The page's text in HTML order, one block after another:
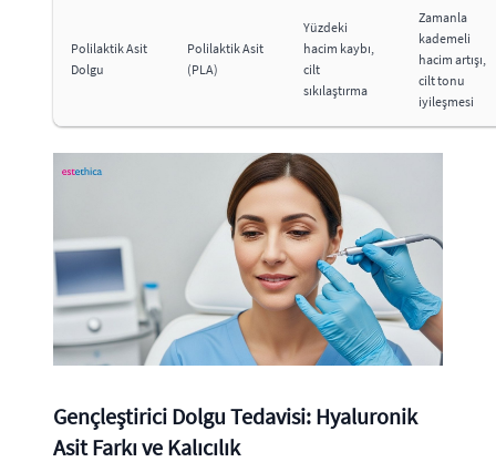
Polilaktik Asit
Dolgu
Polilaktik Asit
(PLA)
Yüzdeki
hacim kaybı,
cilt
sıkılaştırma
Zamanla
kademeli
hacim artışı,
cilt tonu
iyileşmesi
Gençleştirici Dolgu Tedavisi: Hyaluronik
Asit Farkı ve Kalıcılık